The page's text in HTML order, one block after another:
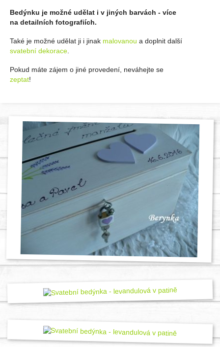
Bedýnku je možné udělat i v jiných barvách - více
na detailních fotografiích.
Také je možné udělat ji i jinak malovanou a doplnit další
svatební dekorace
Pokud máte zájem o jiné provedení, neváhejte se
zeptat!